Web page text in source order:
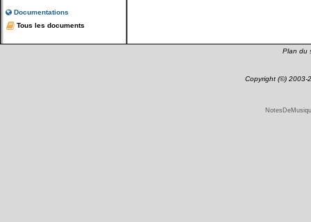
Documentations
Tous les documents
Plan du
Copyright (©) 2003-